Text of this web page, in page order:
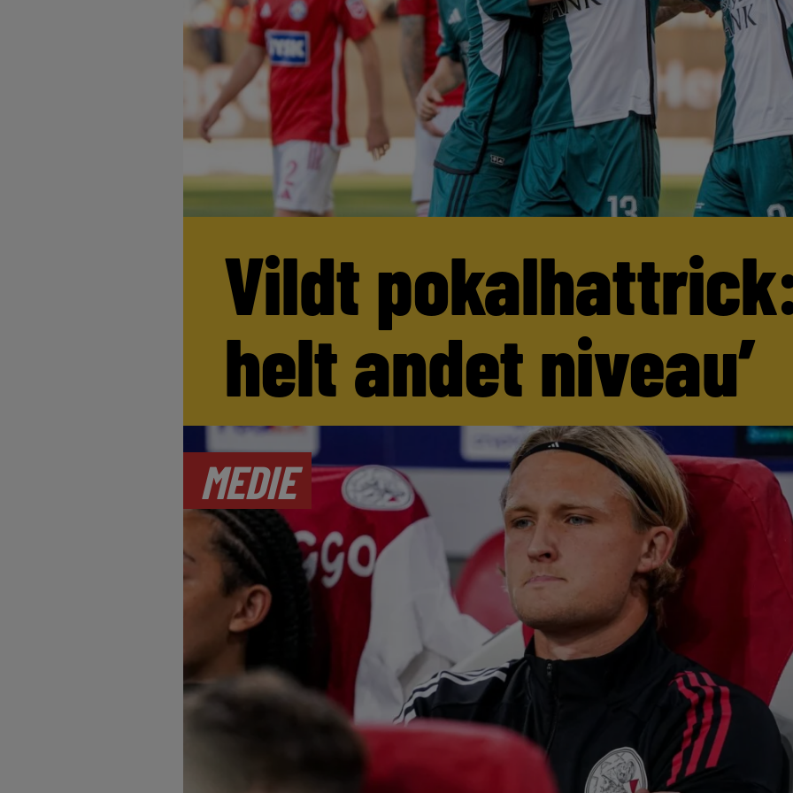
Vildt
helt andet niveau’
MEDIE